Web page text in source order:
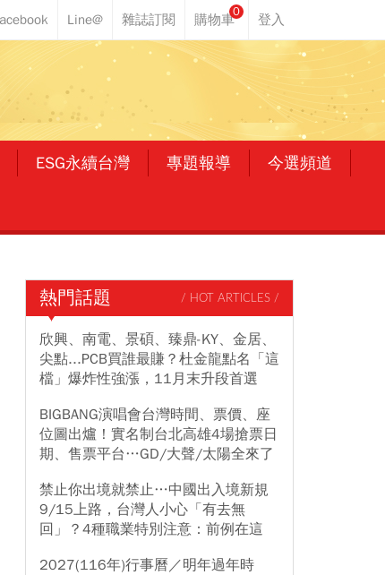
0
ESG永續台灣 專題報導 今選頻道
熱門話題 / HOT ARTICLES /
欣興、南電、景碩、臻鼎-KY、金居、
尖點...PCB買誰最賺？杜金龍點名「這
檔」爆炸性強漲，11月末升段首選
BIGBANG演唱會台灣時間、票價、座
位圖出爐！實名制台北高雄4場搶票日
期、售票平台…GD/大聲/太陽全來了
禁止你出境就禁止…中國出入境新規
9/15上路，台灣人小心「有去無
回」？4種職業特別注意：前例在這
2027(116年)行事曆／明年過年時